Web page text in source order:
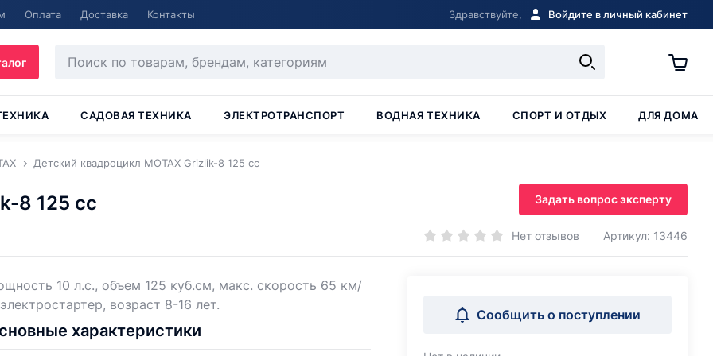
Оплата Доставка Контакты Здравствуйте, Войдите в личный кабинет
САДОВАЯ ТЕХНИКА ЭЛЕКТРОТРАНСПОРТ ВОДНАЯ ТЕХНИКА СПОРТ И ОТДЫХ ДЛЯ ДОМА
Детский квадроцикл MOTAX Grizlik-8 125 cc
8 125 cc Задать вопрос эксперту
Нет отзывов Артикул: 13446
10 л.с., объем 125 куб.см, макс. скорость 65 км/
возраст 8-16 лет.
характеристики
Сообщить о поступлении